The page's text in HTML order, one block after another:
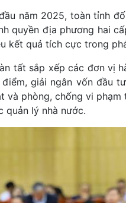
năm 2025, toàn tỉnh
quyền địa phương hai
kết quả tích cực trong
tất sắp xếp các đơn vị
giải ngân vốn đầu
và phòng, chống vi
quản lý nhà nước.